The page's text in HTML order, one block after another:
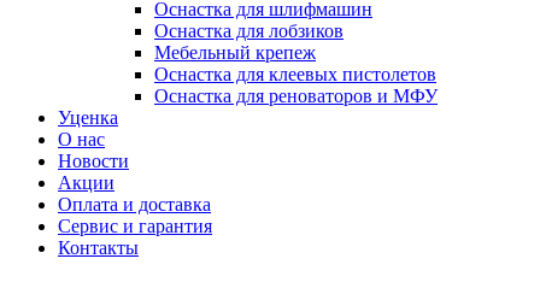
Оснастка для шлифмашин
Оснастка для лобзиков
Мебельный крепеж
Оснастка для клеевых пистолетов
Оснастка для реноваторов и МФУ
Уценка
О нас
Новости
Акции
Оплата и доставка
Сервис и гарантия
Контакты